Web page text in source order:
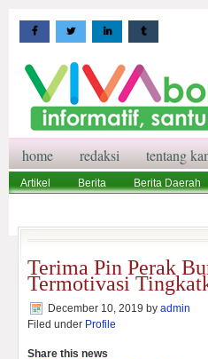
home redaksi tentang
Artikel Berita Berita Daerah
Terima Pin Perak
Termotivasi
December 10, 2019 by admin
Filed under Profile
Share this news